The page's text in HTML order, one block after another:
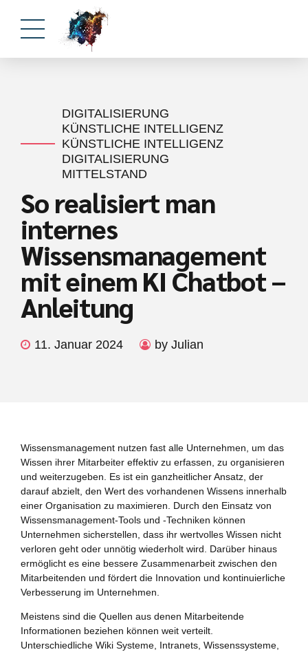
DIGITALISIERUNG
KÜNSTLICHE INTELLIGENZ
KÜNSTLICHE INTELLIGENZ
DIGITALISIERUNG
MITTELSTAND
So realisiert man
internes
Wissensmanagement
mit einem KI Chatbot –
Anleitung
11. Januar 2024 by Julian
Wissensmanagement nutzen fast alle Unternehmen, um das
Wissen ihrer Mitarbeiter effektiv zu erfassen, zu organisieren
und weiterzugeben. Es ist ein ganzheitlicher Ansatz, der
darauf abzielt, den Wert des vorhandenen Wissens innerhalb
einer Organisation zu maximieren. Durch den Einsatz von
Wissensmanagement-Tools und -Techniken können
Unternehmen sicherstellen, dass ihr wertvolles Wissen nicht
verloren geht oder unnötig wiederholt wird. Darüber hinaus
ermöglicht es eine bessere Zusammenarbeit zwischen den
Mitarbeitenden und fördert die Innovation und kontinuierliche
Verbesserung im Unternehmen.
Meistens sind die Quellen aus denen Mitarbeitende
Informationen beziehen können weit verteilt.
Unterschiedliche Wiki Systeme, Intranets, Wissenssysteme,